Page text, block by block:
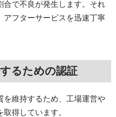
合で不良が発生します。それ
アフターサービスを迅速丁寧
るための認証
を維持するため、工場運営や
得しています。